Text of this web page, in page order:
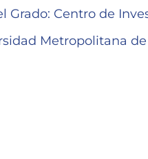
Grado: Centro de
Metropolitana